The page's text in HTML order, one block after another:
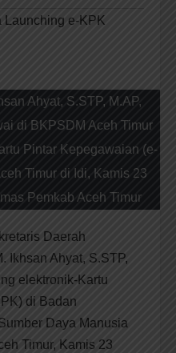
Launching e-KPK
Ahyat, S.STP, M.AP,
di BKPSDM Aceh Timur
Pintar Kepegawaian (e-
Timur di Idi, Kamis 23
Pemkab Aceh Timur
Daerah
Ikhsan Ahyat, S.STP,
elektronik-Kartu
di Badan
Daya Manusia
Timur, Kamis 23